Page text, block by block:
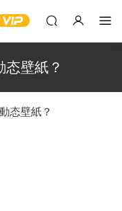
壁紙？
态壁紙？